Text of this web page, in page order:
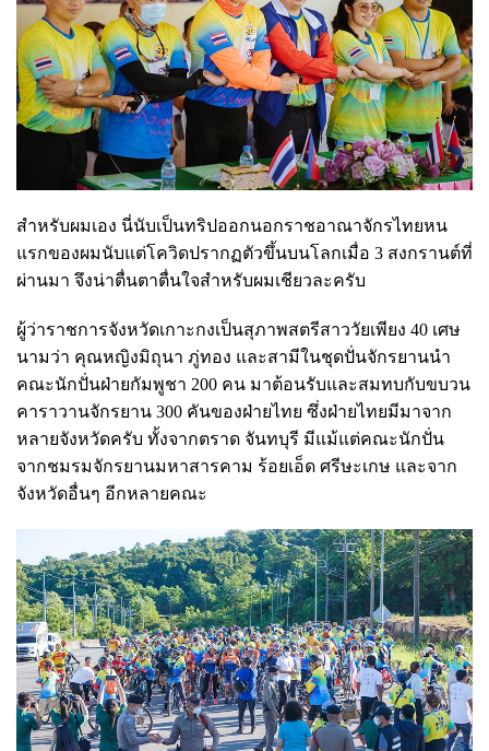
สำหรับผมเอง นี่นับเป็นทริปออกนอกราชอาณาจักรไทยหน
แรกของผมนับแต่โควิดปรากฏตัวขึ้นบนโลกเมื่อ 3 สงกรานต์ที่
ผ่านมา จึงน่าตื่นตาตื่นใจสำหรับผมเชียวละครับ
ผู้ว่าราชการจังหวัดเกาะกงเป็นสุภาพสตรีสาววัยเพียง 40 เศษ
นามว่า คุณหญิงมิถุนา ภู่ทอง และสามีในชุดปั่นจักรยานนำ
คณะนักปั่นฝ่ายกัมพูชา 200 คน มาต้อนรับและสมทบกับขบวน
คาราวานจักรยาน 300 คันของฝ่ายไทย ซึ่งฝ่ายไทยมีมาจาก
หลายจังหวัดครับ ทั้งจากตราด จันทบุรี มีแม้แต่คณะนักปั่น
จากชมรมจักรยานมหาสารคาม ร้อยเอ็ด ศรีษะเกษ และจาก
จังหวัดอื่นๆ อีกหลายคณะ